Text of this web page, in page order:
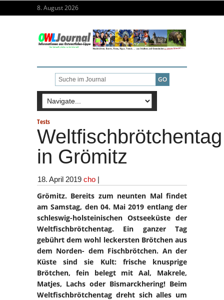
8. August 2026
Tests
Weltfischbrötchentag
in Grömitz
18. April 2019 cho |
Grömitz. Bereits zum neunten Mal findet
am Samstag, den 04. Mai 2019 entlang der
schleswig-holsteinischen Ostseeküste der
Weltfischbrötchentag. Ein ganzer Tag
gebührt dem wohl leckersten Brötchen aus
dem Norden- dem Fischbrötchen. An der
Küste sind sie Kult: frische knusprige
Brötchen, fein belegt mit Aal, Makrele,
Matjes, Lachs oder Bismarckhering! Beim
Weltfischbrötchentag dreht sich alles um